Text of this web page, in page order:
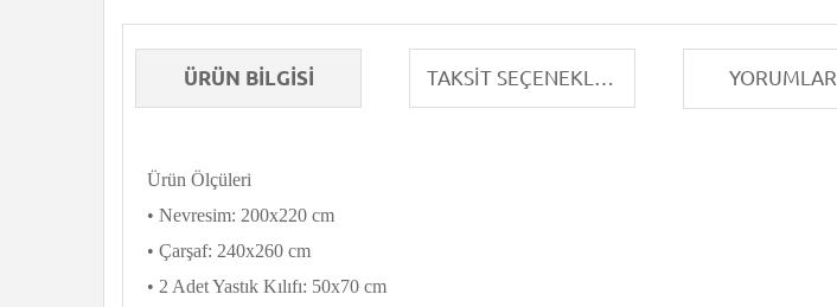
ÜRÜN BILGISI TAKSIT SEÇENEKLERI YORUMLAR
Ürün Ölçüleri
• Nevresim: 200x220 cm
• Çarşaf: 240x260 cm
• 2 Adet Yastık Kılıfı: 50x70 cm